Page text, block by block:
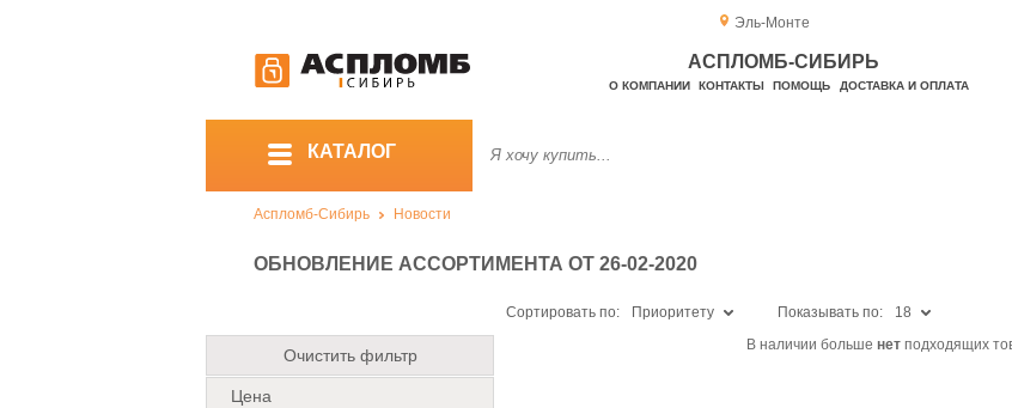
Эль-Монте
АСПЛОМБ-СИБИРЬ
О КОМПАНИИ КОНТАКТЫ ПОМОЩЬ ДОСТАВКА И ОПЛАТА
КАТАЛОГ
Аспломб-Сибирь Новости
ОБНОВЛЕНИЕ АССОРТИМЕНТА ОТ 26-02-2020
Очистить фильтр
Цена
Сортировать по: Приоритету Показывать по:
18
В наличии больше нетподходящих